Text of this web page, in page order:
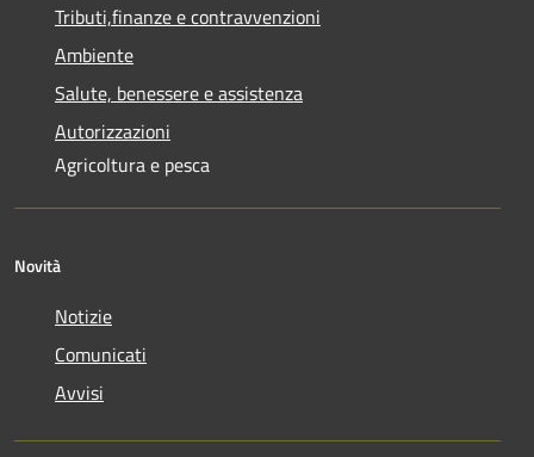
Tributi,finanze e contravvenzioni
Ambiente
Salute, benessere e assistenza
Autorizzazioni
Agricoltura e pesca
Novità
Notizie
Comunicati
Avvisi